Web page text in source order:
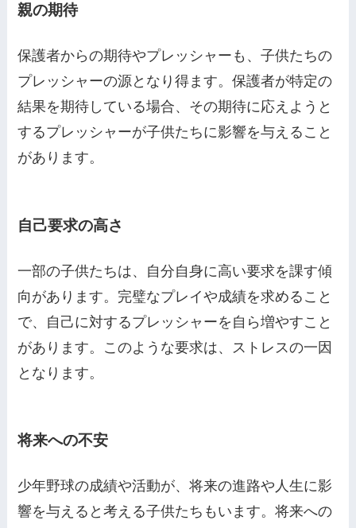
親の期待
保護者からの期待やプレッシャーも、子供たちの
プレッシャーの源となり得ます。保護者が特定の
結果を期待している場合、その期待に応えようと
するプレッシャーが子供たちに影響を与えること
があります。
自己要求の高さ
一部の子供たちは、自分自身に高い要求を課す傾
向があります。完璧なプレイや成績を求めること
で、自己に対するプレッシャーを自ら増やすこと
があります。このような要求は、ストレスの一因
となります。
将来への不安
少年野球の成績や活動が、将来の進路や人生に影
響を与えると考える子供たちもいます。将来への